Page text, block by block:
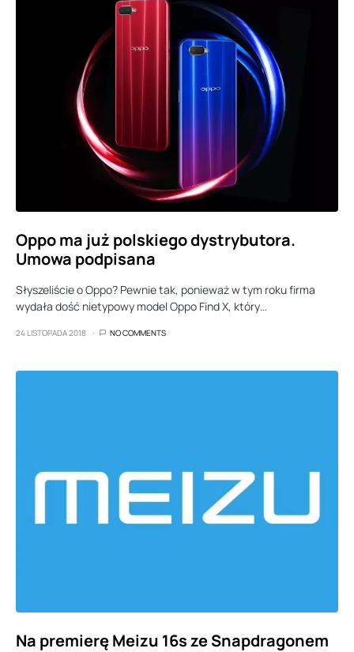
Oppo ma już polskiego dystrybutora.
Umowa podpisana
Słyszeliście o Oppo? Pewnie tak, ponieważ w tym roku firma
wydała dość nietypowy model Oppo Find X, który…
24 LISTOPADA 2018 NO COMMENTS
Na premierę Meizu 16s ze Snapdragonem